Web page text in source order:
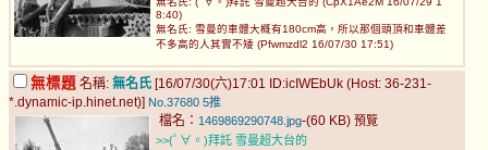
8:40)
無名氏: 雪曼的車體大概有180cm高，所以那個頭頂和車體差
不多高的人其實不矮 (Pfwmzdl2 16/07/30 17:51)
無標題 名稱: 無名氏 [16/07/30(六)17:01 ID:icIWEbUk (Host: 36-231-
*.dynamic-ip.hinet.net)] No.37680 5推
檔名： 1469869290748.jpg-(60 KB) 預覽
>>(ﾟ∀。)拜託 雪曼超大台的